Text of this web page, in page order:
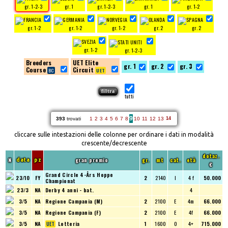
gr. 1-2-3 gr. 1 gr. 1-2-3 gr. 1 gr. 1-2
gr. 1-2 gr. 1-2 gr. 1-2 gr. 2 gr. 2
gr. 1-2 gr. 1-2-3
Breeders
Course
UET Elite
Circuit
gr. 1 gr. 2 gr. 3
tutti
393 trovati 1 2 3 4 5 6 7 8 9 10 11 12 13 14
cliccare sulle intestazioni delle colonne per ordinare i dati in modalità
crescente/decrescente
N data pz gran premio gr. mt cat. età
dotaz.
€
23/10 FY Grand Circle 4-Års Hoppe
Championat 2 2140 I 4 f
50.000
23/3
NA Derby 4 anni - bat.
4
3/5
NA Regione Campania (M) 2 2100 E 4m
66.000
3/5
NA Regione Campania (F) 2 2100 E 4f
66.000
3/5
NA Lotteria 1 1600 O 4+
715.000